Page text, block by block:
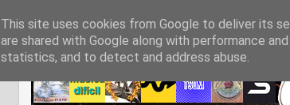
This site uses cookies from Google to deliver its
are shared with Google along with performance
statistics, and to detect and address abuse.